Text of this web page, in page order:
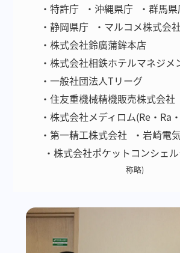
・特許庁 ・沖縄県庁
・群馬
・静岡県庁
・マルコメ株式会
・株式会社鈴廣蒲鉾本店
・株式会社相鉄ホテルマネジメ
・一般社団法人Tリーグ
・住友重機械精機販売株式会社
・株式会社メディロム(Re・Ra・
・第一精工株式会社
・岩崎電
・株式会社ポケットコンシェル
称略)